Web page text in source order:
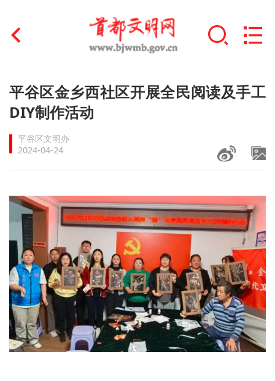
首页
文明创建
文明实践
未成年人思想道德建设
榜样人物
+
身边好人
文明评论
北京宣传文化引导基金
宣传思想文化人才
平谷区金乡西社区开展全民阅读及手工
DIY制作活动
平谷区文明办
2024-04-24